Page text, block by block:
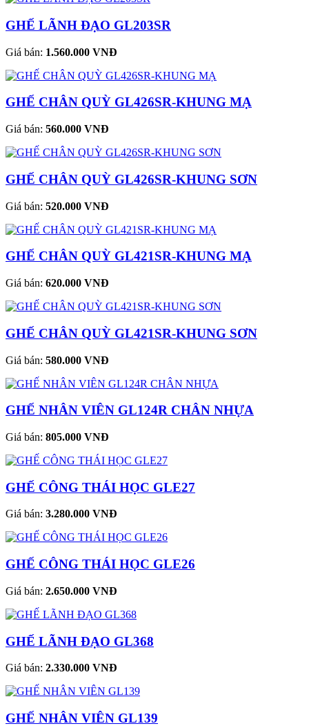
GHẾ LÃNH ĐẠO GL203SR
Giá bán: 1.560.000 VNĐ
GHẾ CHÂN QUỲ GL426SR-KHUNG MẠ
Giá bán: 560.000 VNĐ
GHẾ CHÂN QUỲ GL426SR-KHUNG SƠN
Giá bán: 520.000 VNĐ
GHẾ CHÂN QUỲ GL421SR-KHUNG MẠ
Giá bán: 620.000 VNĐ
GHẾ CHÂN QUỲ GL421SR-KHUNG SƠN
Giá bán: 580.000 VNĐ
GHẾ NHÂN VIÊN GL124R CHÂN NHỰA
Giá bán: 805.000 VNĐ
GHẾ CÔNG THÁI HỌC GLE27
Giá bán: 3.280.000 VNĐ
GHẾ CÔNG THÁI HỌC GLE26
Giá bán: 2.650.000 VNĐ
GHẾ LÃNH ĐẠO GL368
Giá bán: 2.330.000 VNĐ
GHẾ NHÂN VIÊN GL139